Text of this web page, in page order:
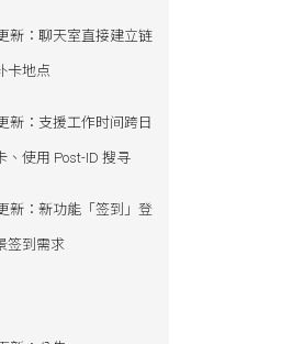
新：聊天室直接建立链
卡地点
新：支援工作时间跨日
、使用 Post-ID 搜寻
新：新功能「签到」登
签到需求